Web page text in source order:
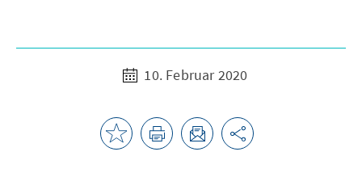
10. Februar 2020